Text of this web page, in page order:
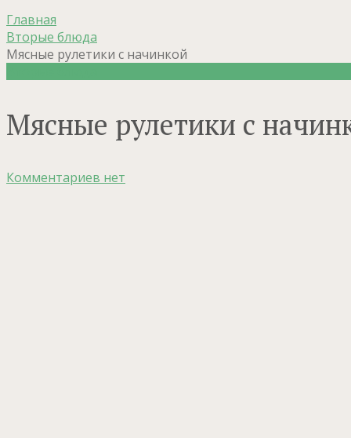
Главная
Вторые блюда
Мясные рулетики с начинкой
Мясные рулетики с
Комментариев нет